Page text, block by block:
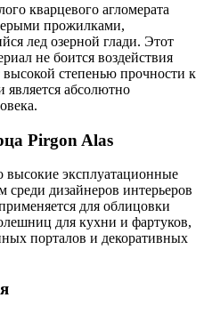
кварцевого агломерата
прожилками,
лед озерной глади. Этот
не боится воздействия
степенью прочности к
абсолютно
Pirgon Alas
высокие эксплуатационные
среди дизайнеров интерьеров
для облицовки
для кухни и фартуков,
порталов и декоративных